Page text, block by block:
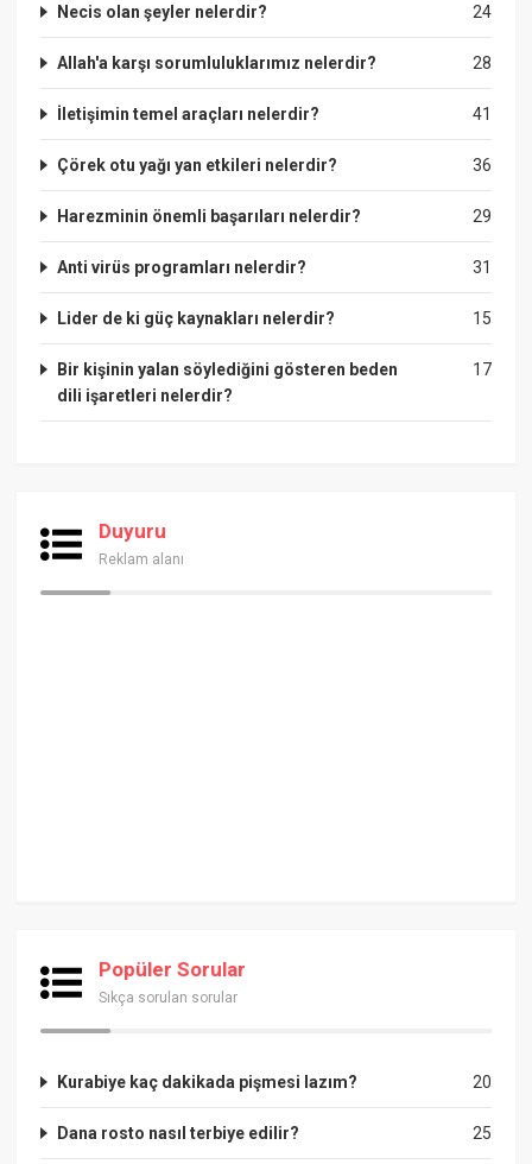
24
Necis olan şeyler nelerdir?
28
Allah'a karşı sorumluluklarımız nelerdir?
41
İletişimin temel araçları nelerdir?
36
Çörek otu yağı yan etkileri nelerdir?
29
Harezminin önemli başarıları nelerdir?
31
Anti virüs programları nelerdir?
15
Lider de ki güç kaynakları nelerdir?
17
Bir kişinin yalan söylediğini gösteren beden
dili işaretleri nelerdir?
Duyuru
Reklam alanı
Popüler Sorular
Sıkça sorulan sorular
20
Kurabiye kaç dakikada pişmesi lazım?
25
Dana rosto nasıl terbiye edilir?